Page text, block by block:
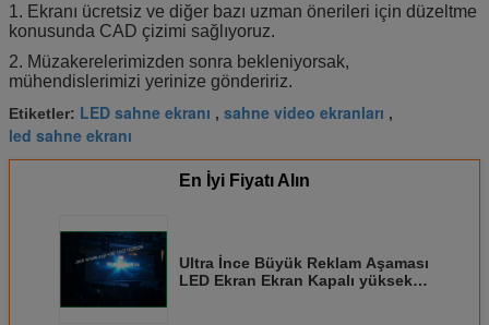
1. Ekranı ücretsiz ve diğer bazı uzman önerileri için düzeltme
konusunda CAD çizimi sağlıyoruz.
2. Müzakerelerimizden sonra bekleniyorsak,
mühendislerimizi yerinize göndeririz.
Etiketler: LED sahne ekranı , sahne video ekranları ,
led sahne ekranı
En İyi Fiyatı Alın
Ultra İnce Büyük Reklam Aşaması
LED Ekran Ekran Kapalı yüksek